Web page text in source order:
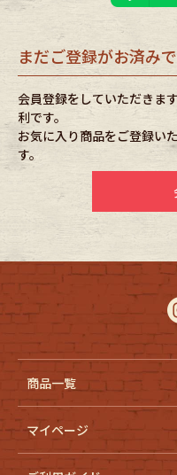
Outer
Fafatt
小物・ア
Eye Wear
Accessory
Belt
Keyring
FAFATT
まだご登録がお済み
会員登録をしていただきま
利です。
お気に入り商品をご登録い
す。
商品一覧
マイページ